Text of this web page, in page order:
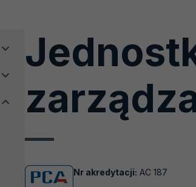
Nr akredytacji: AC 187